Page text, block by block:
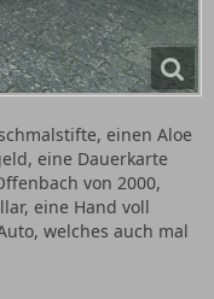
einen Aloe
eine Dauerkarte
von 2000,
eine Hand voll
welches auch mal